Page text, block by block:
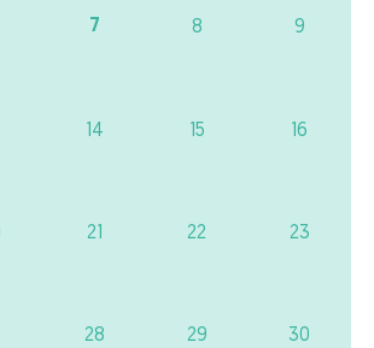
7 8 9
14 15 16
21 22 23
28 29 30